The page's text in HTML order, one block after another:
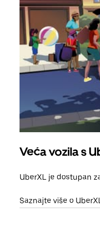
Veća vozila s
UberXL je dostupan
Saznajte više o